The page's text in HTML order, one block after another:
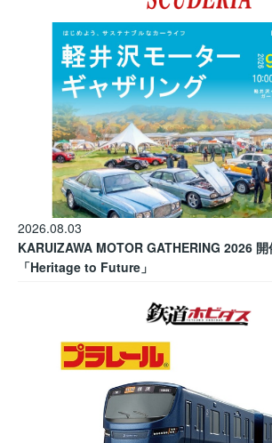
2026.08.03
KARUIZAWA MOTOR GATHERING 2026
「Heritage to Future」